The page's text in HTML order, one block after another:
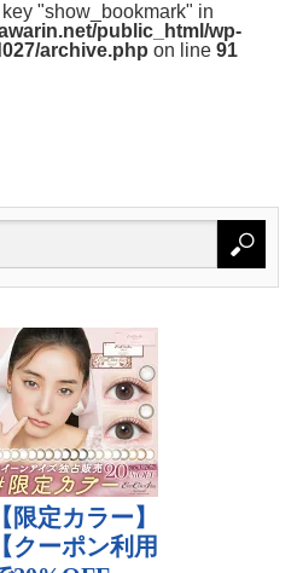
"show_bookmark" in
public_html/wp-
archive.php on line 91